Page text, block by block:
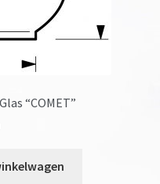
“COMET”